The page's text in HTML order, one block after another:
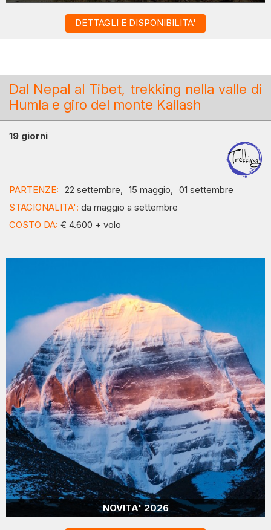
DETTAGLI E DISPONIBILITA'
Dal Nepal al Tibet, trekking nella valle di
Humla e giro del monte Kailash
19 giorni
PARTENZE: 22 settembre, 15 maggio, 01 settembre
STAGIONALITA': da maggio a settembre
COSTO DA: € 4.600 + volo
NOVITA' 2026